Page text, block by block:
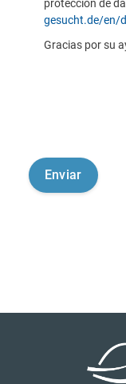
protección de
gesucht.de/en/
Gracias por su